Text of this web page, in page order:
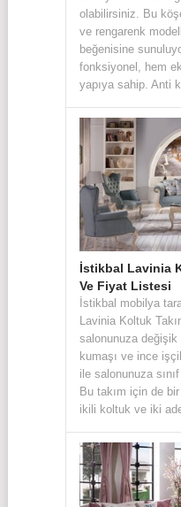
olabilirsiniz. Bu
ve rengarenk
beğenisine
fonksiyonel, hem
yapıya sahip. Anti
İstikbal Lavinia
Ve Fiyat Listesi
İstikbal mobilya
Lavinia Koltuk
salonunuza
kumaşı ve ince
ile salonunuza
Bu takım için de
ikili koltuk ve iki